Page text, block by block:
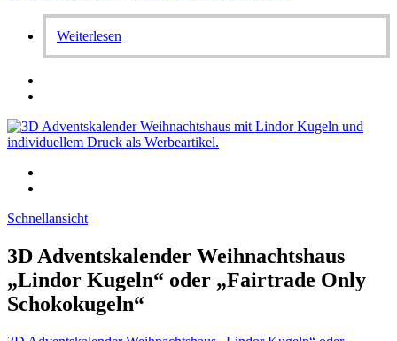
Weiterlesen
Schnellansicht
3D Adventskalender Weihnachtshaus
„Lindor Kugeln“ oder „Fairtrade Only
Schokokugeln“